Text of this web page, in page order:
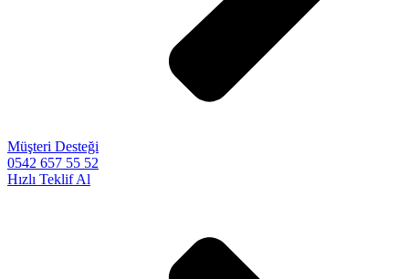
Müşteri Desteği
0542 657 55 52
Hızlı Teklif Al